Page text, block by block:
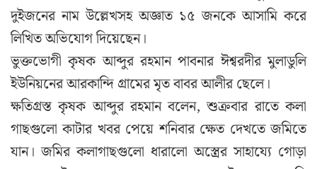
দুইজনের নাম উল্লেখসহ অজ্ঞাত ১৫ জনকে আসামি করে
লিখিত অভিযোগ দিয়েছেন।
ভুক্তভোগী কৃষক আব্দুর রহমান পাবনার ঈশ্বরদীর মুলাডুলি
ইউনিয়নের আরকান্দি গ্রামের মৃত বাবর আলীর ছেলে।
ক্ষতিগ্রস্ত কৃষক আব্দুর রহমান বলেন, শুক্রবার রাতে কলা
গাছগুলো কাটার খবর পেয়ে শনিবার ক্ষেত দেখতে জমিতে
যান। জমির কলাগাছগুলো ধারালো অস্ত্রের সাহায্যে গোড়া